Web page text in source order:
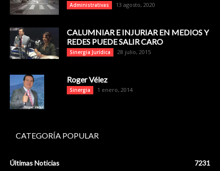
Administrativas 13 agosto, 2020
CALUMNIAR E INJURIAR EN MEDIOS Y
REDES PUEDE SALIR CARO
Sinergia Jurídica 28 julio, 2015
Roger Vélez
Sinergia 1 enero, 2014
CATEGORÍA POPULAR
Últimas Noticias 7231